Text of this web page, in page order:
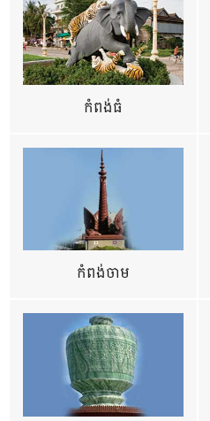
កំពង់ធំ
កំពង់ចាម